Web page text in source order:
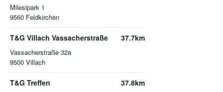
Milesipark 1
9560 Feldkirchen
T&G Villach Vassacherstraße
Vassacherstraße 32a
9500 Villach
37.7km
T&G Treffen 37.8km